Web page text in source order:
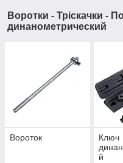
Воротки - Тріскачки -
динанометрический
Вороток
Ключ
й